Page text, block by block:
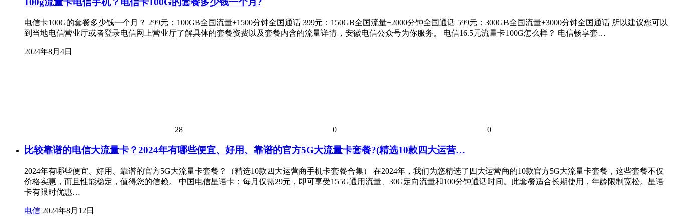
电信卡100G的套餐多少钱一个月？ 299元：100GB全国流量+1500分钟全国通话 399元：150GB全国流量+2000分钟全国通话 599元：300GB全国流量+3000分钟全国通话 所以建议您可以
到当地电信营业厅或者登录电信网上营业厅了解具体的套餐资费以及套餐内含的流量详情，安徽电信公众号为你服务。 电信16.5元流量卡100G怎么样？ 电信畅享套…
2024年8月4日
28 0 0
比较靠谱的电信大流量卡？2024年有哪些便宜、好用、靠谱的官方5G大流量卡套餐?(精选10款四大运营…
2024年有哪些便宜、好用、靠谱的官方5G大流量卡套餐？（精选10款四大运营商手机卡套餐合集） 在2024年，我们为您精选了四大运营商的10款官方5G大流量卡套餐，这些套餐不仅
价格实惠，而且性能稳定，值得您的信赖。 中国电信星语卡：每月仅需29元，即可享受155G通用流量、30G定向流量和100分钟通话时间。此套餐适合长期使用，年龄限制宽松。星语
卡有限时优惠…
电信 2024年8月12日